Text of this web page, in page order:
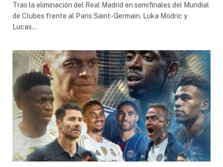
Tras la eliminación del Real Madrid en semifinales del Mundial
de Clubes frente al Paris Saint-Germain, Luka Modric y
Lucas…